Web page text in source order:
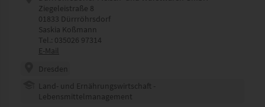
Ziegeleistraße 8
01833 Dürrröhrsdorf
Saskia Koßmann
Tel.: 035026 97314
E-Mail
Dresden
Land- und Ernährungswirtschaft -
Lebensmittelmanagement